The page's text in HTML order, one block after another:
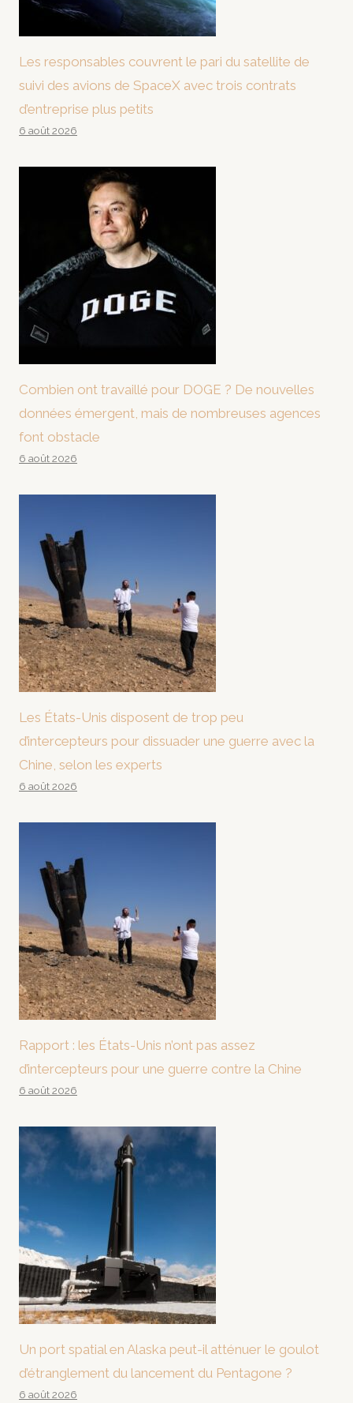
Les responsables couvrent le pari du satellite de
suivi des avions de SpaceX avec trois contrats
d’entreprise plus petits
6 août 2026
Combien ont travaillé pour DOGE ? De nouvelles
données émergent, mais de nombreuses agences
font obstacle
6 août 2026
Les États-Unis disposent de trop peu
d’intercepteurs pour dissuader une guerre avec la
Chine, selon les experts
6 août 2026
Rapport : les États-Unis n’ont pas assez
d’intercepteurs pour une guerre contre la Chine
6 août 2026
Un port spatial en Alaska peut-il atténuer le goulot
d’étranglement du lancement du Pentagone ?
6 août 2026